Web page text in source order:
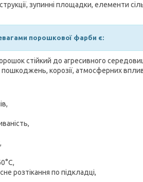
зупинні площадки, елементи
порошкової фарби є:
стійкий до агресивного
корозії, атмосферних
розтікання по підкладці,